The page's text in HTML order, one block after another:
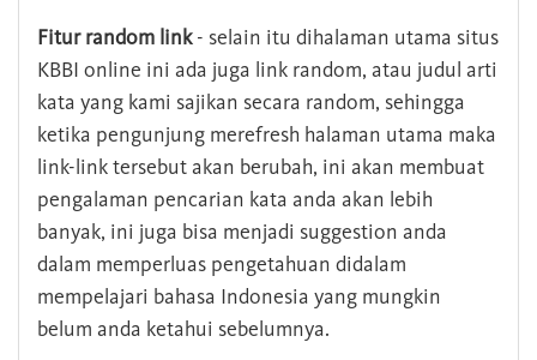
Fitur random link- selain itu dihalaman utama situs
KBBI online ini ada juga link random, atau judul arti
kata yang kami sajikan secara random, sehingga
ketika pengunjung merefresh halaman utama maka
link-link tersebut akan berubah, ini akan membuat
pengalaman pencarian kata anda akan lebih
banyak, ini juga bisa menjadi suggestion anda
dalam memperluas pengetahuan didalam
mempelajari bahasa Indonesia yang mungkin
belum anda ketahui sebelumnya.